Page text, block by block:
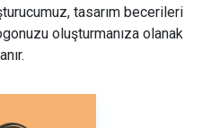
tasarım becerileri
oluşturmanıza olanak